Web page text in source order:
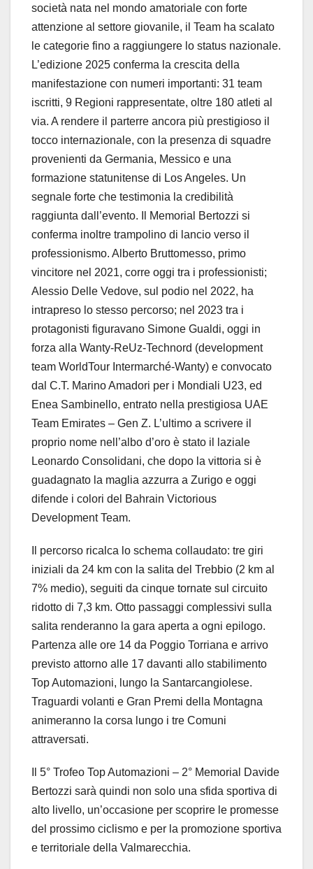
società nata nel mondo amatoriale con forte
attenzione al settore giovanile, il Team ha scalato
le categorie fino a raggiungere lo status nazionale.
L’edizione 2025 conferma la crescita della
manifestazione con numeri importanti: 31 team
iscritti, 9 Regioni rappresentate, oltre 180 atleti al
via. A rendere il parterre ancora più prestigioso il
tocco internazionale, con la presenza di squadre
provenienti da Germania, Messico e una
formazione statunitense di Los Angeles. Un
segnale forte che testimonia la credibilità
raggiunta dall’evento. Il Memorial Bertozzi si
conferma inoltre trampolino di lancio verso il
professionismo. Alberto Bruttomesso, primo
vincitore nel 2021, corre oggi tra i professionisti;
Alessio Delle Vedove, sul podio nel 2022, ha
intrapreso lo stesso percorso; nel 2023 tra i
protagonisti figuravano Simone Gualdi, oggi in
forza alla Wanty-ReUz-Technord (development
team WorldTour Intermarché-Wanty) e convocato
dal C.T. Marino Amadori per i Mondiali U23, ed
Enea Sambinello, entrato nella prestigiosa UAE
Team Emirates – Gen Z. L’ultimo a scrivere il
proprio nome nell’albo d’oro è stato il laziale
Leonardo Consolidani, che dopo la vittoria si è
guadagnato la maglia azzurra a Zurigo e oggi
difende i colori del Bahrain Victorious
Development Team.
Il percorso ricalca lo schema collaudato: tre giri
iniziali da 24 km con la salita del Trebbio (2 km al
7% medio), seguiti da cinque tornate sul circuito
ridotto di 7,3 km. Otto passaggi complessivi sulla
salita renderanno la gara aperta a ogni epilogo.
Partenza alle ore 14 da Poggio Torriana e arrivo
previsto attorno alle 17 davanti allo stabilimento
Top Automazioni, lungo la Santarcangiolese.
Traguardi volanti e Gran Premi della Montagna
animeranno la corsa lungo i tre Comuni
attraversati.
Il 5° Trofeo Top Automazioni – 2° Memorial Davide
Bertozzi sarà quindi non solo una sfida sportiva di
alto livello, un’occasione per scoprire le promesse
del prossimo ciclismo e per la promozione sportiva
e territoriale della Valmarecchia.